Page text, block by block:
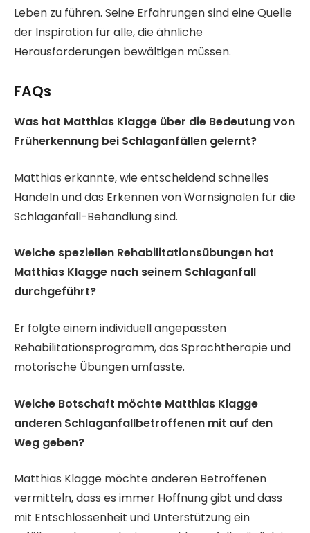
Leben zu führen. Seine Erfahrungen sind eine Quelle
der Inspiration für alle, die ähnliche
Herausforderungen bewältigen müssen.
FAQs
Was hat Matthias Klagge über die Bedeutung von
Früherkennung bei Schlaganfällen gelernt?
Matthias erkannte, wie entscheidend schnelles
Handeln und das Erkennen von Warnsignalen für die
Schlaganfall-Behandlung sind.
Welche speziellen Rehabilitationsübungen hat
Matthias Klagge nach seinem Schlaganfall
durchgeführt?
Er folgte einem individuell angepassten
Rehabilitationsprogramm, das Sprachtherapie und
motorische Übungen umfasste.
Welche Botschaft möchte Matthias Klagge
anderen Schlaganfallbetroffenen mit auf den
Weg geben?
Matthias Klagge möchte anderen Betroffenen
vermitteln, dass es immer Hoffnung gibt und dass
mit Entschlossenheit und Unterstützung ein